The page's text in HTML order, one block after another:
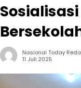
Nasional Today
11 Juli 2025